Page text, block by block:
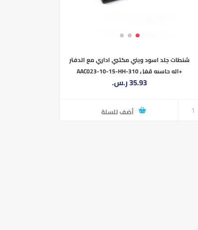
شنطات جلد اسود وبني مكتبي اداري مع الدفتر
+اله حاسبه قفل AAC023-10-15-HH-310
35.93 ر.س.‏
أضف للسلة